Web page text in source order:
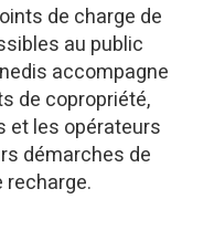
de charge de
au public
accompagne
de copropriété,
et les opérateurs
démarches de